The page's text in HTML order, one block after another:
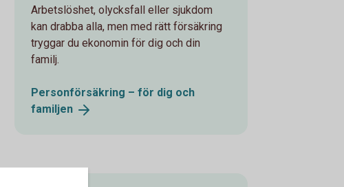
Arbetslöshet, olycksfall eller sjukdom
kan drabba alla, men med rätt försäkring
tryggar du ekonomin för dig och din
familj.
Personförsäkring – för dig och
familjen